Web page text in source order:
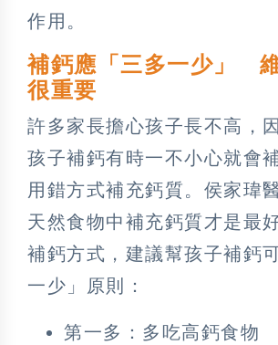
作用。
補鈣應「三多一少」
很重要
許多家長擔心孩子長不高，
孩子補鈣有時一不小心就會
用錯方式補充鈣質。侯家瑋
天然食物中補充鈣質才是最
補鈣方式，建議幫孩子補鈣
一少」原則：
第一多：多吃高鈣食物